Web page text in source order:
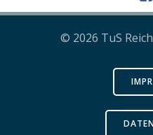
© 2026 TuS